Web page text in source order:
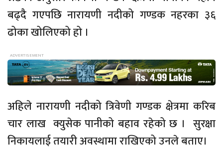
बढ्दै गएपछि नारायणी नदीको गण्डक नहरका ३६
ढोका खोलिएको हो ।
अहिले नारायणी नदीको त्रिवेणी गण्डक क्षेत्रमा करिब
चार लाख क्युसेक पानीको बहाव रहेको छ । सुरक्षा
निकायलाई तयारी अवस्थामा राखिएको उनले बताए।